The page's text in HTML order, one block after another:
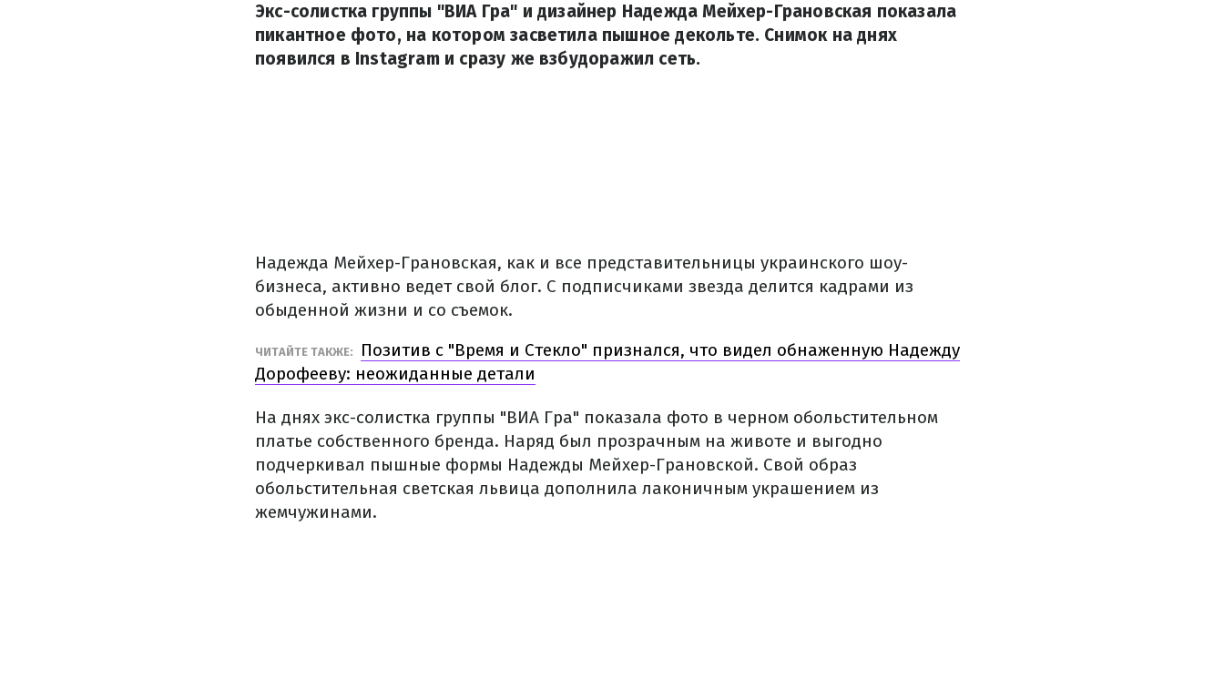
Экс-солистка группы "ВИА Гра" и дизайнер Надежда Мейхер-Грановская показала
пикантное фото, на котором засветила пышное декольте. Снимок на днях
появился в Instagram и сразу же взбудоражил сеть.
Надежда Мейхер-Грановская, как и все представительницы украинского шоу-
бизнеса, активно ведет свой блог. С подписчиками звезда делится кадрами из
обыденной жизни и со съемок.
ЧИТАЙТЕ ТАКЖЕ:
Позитив с "Время и Стекло" признался, что видел обнаженную Надежду
Дорофееву: неожиданные детали
На днях экс-солистка группы "ВИА Гра" показала фото в черном обольстительном
платье собственного бренда. Наряд был прозрачным на животе и выгодно
подчеркивал пышные формы Надежды Мейхер-Грановской. Свой образ
обольстительная светская львица дополнила лаконичным украшением из
жемчужинами.